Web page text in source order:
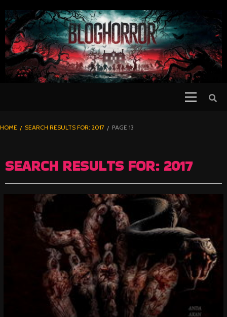
TO
CONTENT
BLOGHORROR
HOME SEARCH RESULTS FOR: 2017 PAGE 13
SEARCH RESULTS FOR: 2017